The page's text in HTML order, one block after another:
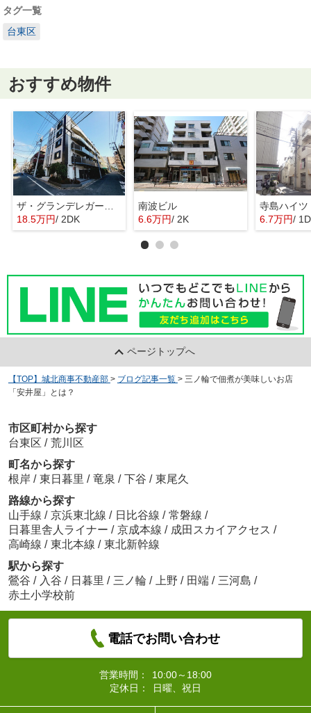
タグ一覧
台東区
おすすめ物件
18.5万円/ 2DK
南波ビル
6.6万円/ 2K
寺島ハイツ
6.7万円/
ページトップへ
【TOP】城北商事不動産部 > ブログ記事一覧 > 三ノ輪で佃煮が美味しいお店
「安井屋」とは？
市区町村から探す
台東区 / 荒川区
町名から探す
根岸 / 東日暮里 / 竜泉 / 下谷 / 東尾久
路線から探す
山手線 / 京浜東北線 / 日比谷線 / 常磐線 /
日暮里舎人ライナー / 京成本線 / 成田スカイアクセス /
高崎線 / 東北本線 / 東北新幹線
駅から探す
鶯谷 / 入谷 / 日暮里 / 三ノ輪 / 上野 / 田端 / 三河島 /
赤土小学校前
電話でお問い合わせ
営業時間：
10:00～18:00
定休日：
日曜、祝日